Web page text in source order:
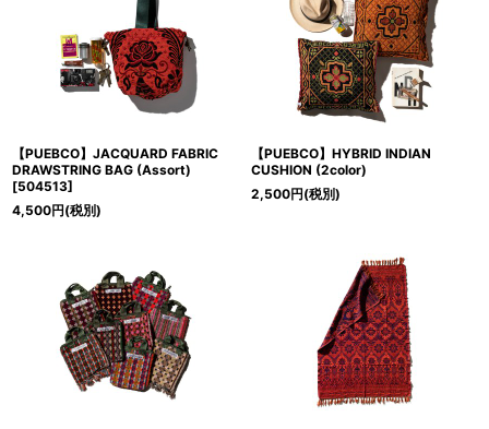
【PUEBCO】JACQUARD FABRIC
DRAWSTRING BAG (Assort)
[504513]
4,500円(税別)
【PUEBCO】HYBRID INDIAN
CUSHION (2color)
2,500円(税別)